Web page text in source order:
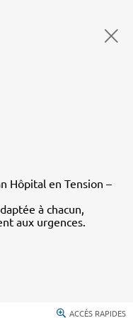
Hôpital en Tension –
à chacun,
aux urgences.
ACCÈS RAPIDES